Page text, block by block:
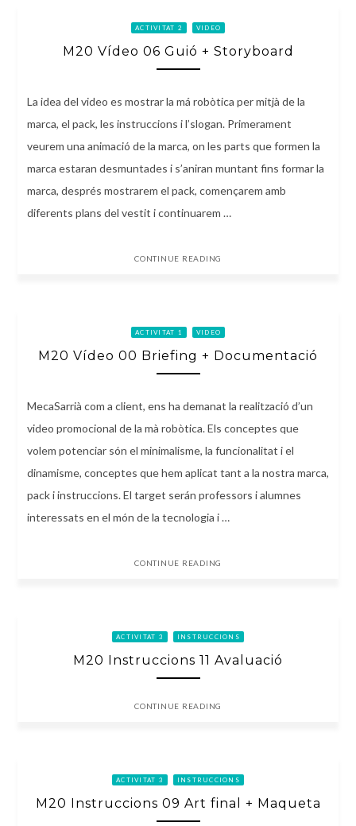
ACTIVITAT 2 VIDEO
M20 Vídeo 06 Guió + Storyboard
La idea del video es mostrar la má robòtica per mitjà de la
marca, el pack, les instruccions i l’slogan. Primerament
veurem una animació de la marca, on les parts que formen la
marca estaran desmuntades i s’aniran muntant fins formar la
marca, després mostrarem el pack, començarem amb
diferents plans del vestit i continuarem …
CONTINUE READING
ACTIVITAT 1 VIDEO
M20 Vídeo 00 Briefing + Documentació
MecaSarrià com a client, ens ha demanat la realització d’un
video promocional de la mà robòtica. Els conceptes que
volem potenciar són el minimalisme, la funcionalitat i el
dinamisme, conceptes que hem aplicat tant a la nostra marca,
pack i instruccions. El target serán professors i alumnes
interessats en el món de la tecnologia i …
CONTINUE READING
ACTIVITAT 3 INSTRUCCIONS
M20 Instruccions 11 Avaluació
CONTINUE READING
ACTIVITAT 3 INSTRUCCIONS
M20 Instruccions 09 Art final + Maqueta